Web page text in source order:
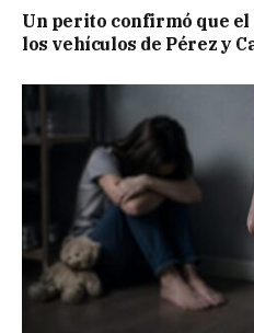
Un perito confirmó que el
los vehículos de Pérez y